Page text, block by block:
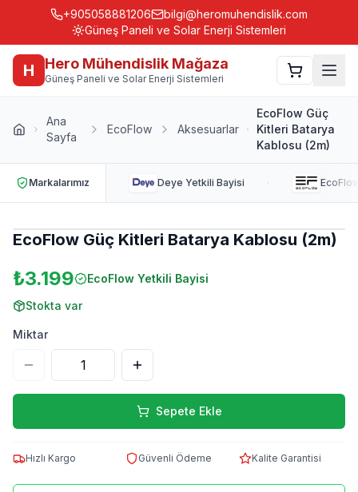
+905058881206
bilgi@heromuhendislik.com
Güneş Paneli ve Solar Enerji Sistemleri
H Hero Mühendislik Mağaza
Güneş Paneli ve Solar Enerji Sistemleri
Ana
Sayfa
EcoFlow Aksesuarlar
EcoFlow Güç
Kitleri Batarya
Kablosu (2m)
Markalarımız Deye Yetkili Bayisi ·
EcoFlow Güç Kitleri Batarya Kablosu (2m)
₺3.199 EcoFlow Yetkili Bayisi
Stokta var
Miktar
Sepete Ekle
Hızlı Kargo Güvenli Ödeme Kalite Garantisi